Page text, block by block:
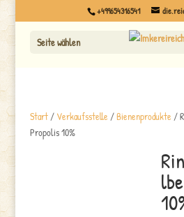
+499654316541
Seite wählen
Start/ Verkaufsstelle /Bienenprodukte /
Propolis 10%